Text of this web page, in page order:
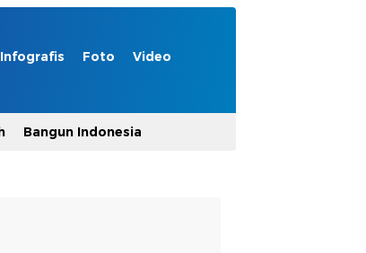
Infografis Foto Video
Bangun Indonesia